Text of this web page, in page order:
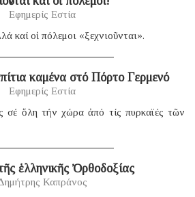
Εφημερίς Εστία
καί οἱ πόλεμοι «ξεχνιοῦνται».
καμένα στό Πόρτο Γερμενό
Εφημερίς Εστία
σέ ὅλη τήν χώρα ἀπό τίς πυρκαϊές τῶν
ἑλληνικῆς Ὀρθοδοξίας
Καπράνος